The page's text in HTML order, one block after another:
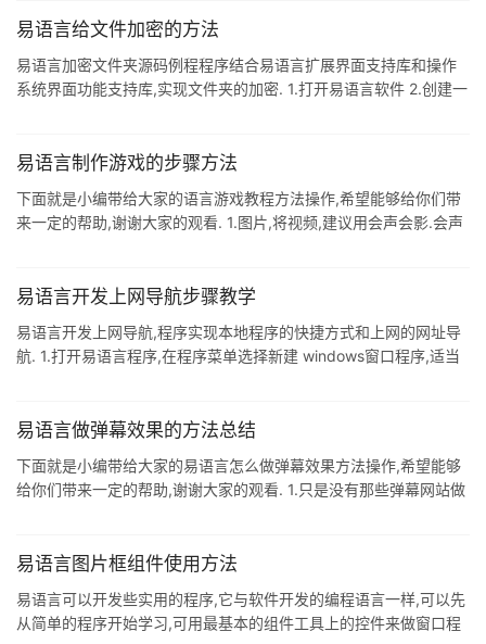
这里是把ceshi,写到D盘跟目录下的xdwj.txt文件里面去 6.运行点击
易语言给文件加密的方法
易语言加密文件夹源码例程程序结合易语言扩展界面支持库和操作
系统界面功能支持库,实现文件夹的加密. 1.打开易语言软件 2.创建一
就会运行成功. 6.然后再编译软件,两个编译任选一个进行编译. 7.编
内容,感谢大家的阅读和对我们的支持.
易语言制作游戏的步骤方法
下面就是小编带给大家的语言游戏教程方法操作,希望能够给你们带
来一定的帮助,谢谢大家的观看. 1.图片,将视频,建议用会声会影.会声
视频(可以剪切,套用现成的片头片尾模板,功能很强大绝对能满足你
视频的声音.动画编辑合并制作电影或电子相册的好帮手哎,也可配上
你的画外音(录音)或音乐.音频.图片,更多的用来制
易语言开发上网导航步骤教学
易语言开发上网导航,程序实现本地程序的快捷方式和上网的网址导
航. 1.打开易语言程序,在程序菜单选择新建 windows窗口程序,适当
区域中右键选择"设置子夹管理",在此修改第1项的内容输入"本地程
4.在窗口组件箱中的基本组件中选择按钮,在程序界
易语言做弹幕效果的方法总结
下面就是小编带给大家的易语言怎么做弹幕效果方法操作,希望能够
给你们带来一定的帮助,谢谢大家的观看. 1.只是没有那些弹幕网站做
如果真(进度条1.位置=10),标签1.左边=标签1.左边-1,具体的可以自己
的效果大概是这样,每发送一条弹幕,会从容器的右边向左边移动,移动
速度在一定范围内随机,
易语言图片框组件使用方法
易语言可以开发些实用的程序,它与软件开发的编程语言一样,可以先
从简单的程序开始学习,可用最基本的组件工具上的控件来做窗口程